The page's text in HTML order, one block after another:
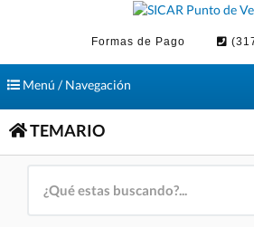
Formas de Pago
ToggleMenú / Navegación
TEMARIO